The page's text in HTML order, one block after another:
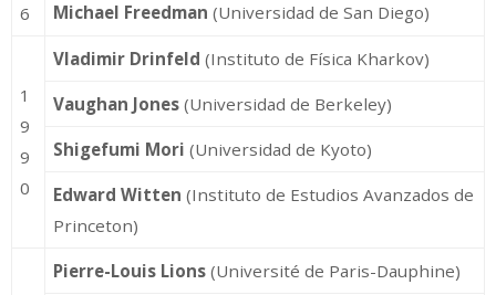
6
Michael Freedman (Universidad de San Diego)
1
9
9
0
Vladimir Drinfeld (Instituto de Física Kharkov)
Vaughan Jones(Universidad de Berkeley)
Shigefumi Mori (Universidad de Kyoto)
Edward Witten (Instituto de Estudios Avanzados de
Princeton)
Pierre-Louis Lions(Université de Paris-Dauphine)